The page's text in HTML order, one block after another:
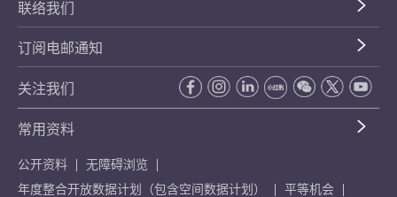
联络我们
订阅电邮通知
关注我们
常用资料
公开资料
无障碍浏览
年度整合开放数据计划（包含空间数据计划）
平等机会